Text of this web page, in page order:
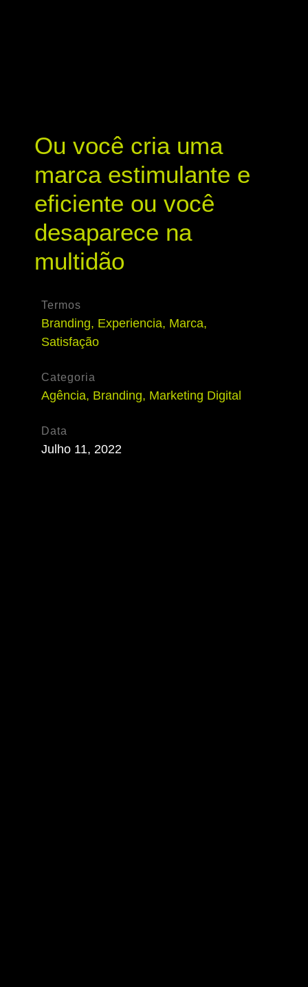
Ou você cria uma
marca estimulante e
eficiente ou você
desaparece na
multidão
Termos
Branding, Experiencia, Marca,
Satisfação
Categoria
Agência, Branding, Marketing Digital
Data
Julho 11, 2022